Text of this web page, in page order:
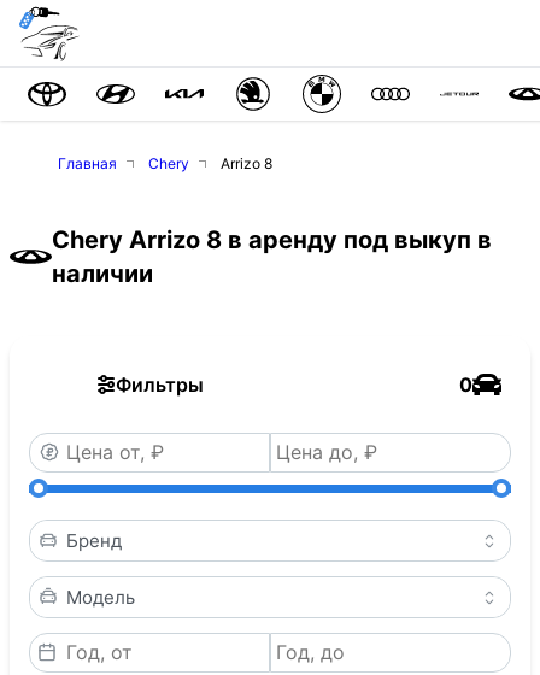
Главная Chery Arrizo 8
Chery Arrizo 8 в аренду под выкуп в
наличии
Фильтры 0
Бренд
Модель